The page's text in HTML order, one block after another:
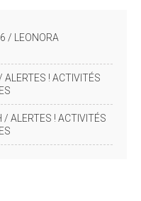
/ LEONORA
! ACTIVITÉS
ALERTES ! ACTIVITÉS